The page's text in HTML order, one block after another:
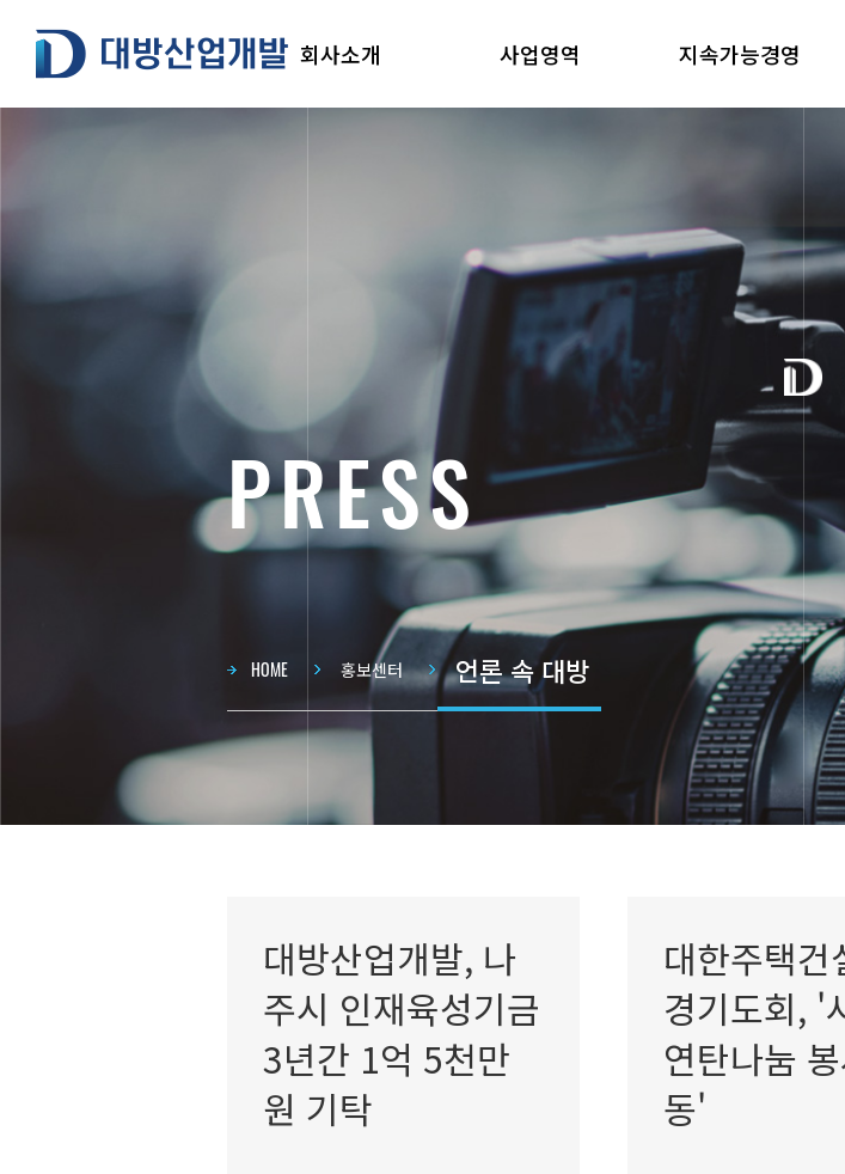
회사소개 사업영역 지속가능경영
PRESS
HOME 홍보센터 현재 위치
언론 속 대방
대방산업개발, 나
주시 인재육성기금
3년간 1억 5천만
원 기탁
대한주택건
경기도회, '
연탄나눔
동'